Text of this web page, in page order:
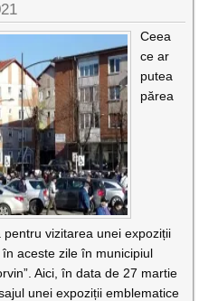
Ceea
ce ar
putea
părea
vizitarea unei expoziții
aceste zile în municipiul
Aici, în data de 27 martie
unei expoziții emblematice